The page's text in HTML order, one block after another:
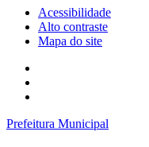
Acessibilidade
Alto contraste
Mapa do site
Prefeitura Municipal